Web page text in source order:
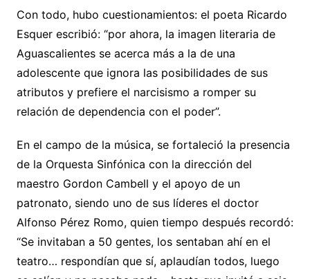
Con todo, hubo cuestionamientos: el poeta Ricardo
Esquer escribió: “por ahora, la imagen literaria de
Aguascalientes se acerca más a la de una
adolescente que ignora las posibilidades de sus
atributos y prefiere el narcisismo a romper su
relación de dependencia con el poder”.
En el campo de la música, se fortaleció la presencia
de la Orquesta Sinfónica con la dirección del
maestro Gordon Cambell y el apoyo de un
patronato, siendo uno de sus líderes el doctor
Alfonso Pérez Romo, quien tiempo después recordó:
“Se invitaban a 50 gentes, los sentaban ahí en el
teatro… respondían que sí, aplaudían todos, luego